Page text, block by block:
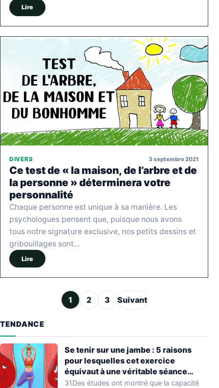
Lire
DIVERS 3 septembre 2021
Ce test de « la maison, de l’arbre et de
la personne » déterminera votre
personnalité
Chaque personne est unique à sa manière. Les
psychologues pensent que, puisque nous avons
tous notre signature exclusive, nos petits dessins et
gribouillages sont…
Lire
Pagination des publications
1 2 3 Suivant
TENDANCE
Se tenir sur une jambe : 5 raisons
pour lesquelles cet exercice
équivaut à une véritable séance
d’entraînement
31Des études ont montré que la capacité